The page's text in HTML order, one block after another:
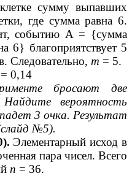
сумму выпавших
где сумма равна 6.
событию А = {сумма
6} благоприятствует 5
Следовательно, т = 5.
0,14
бросают две
вероятность
3 очка. Результат
№5).
Элементарный исход в
пара чисел. Всего
п = 36.